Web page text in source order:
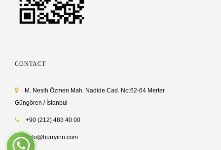
CONTACT
M. Nesih Özmen Mah. Nadide Cad. No:62-64 Merter
Güngören / İstanbul
+90 (212) 483 40 00
info@hurryinn.com